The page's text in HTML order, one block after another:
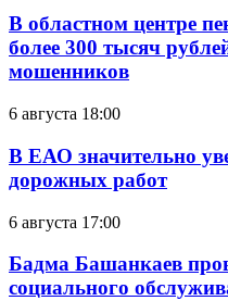
В областном центре
более 300 тысяч
мошенников
6 августа 18:00
В ЕАО значительно
дорожных работ
6 августа 17:00
Бадма Башанкаев
социального